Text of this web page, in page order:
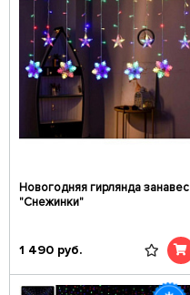
Новогодняя гирлянда занавес
"Снежинки"
1 490 руб.